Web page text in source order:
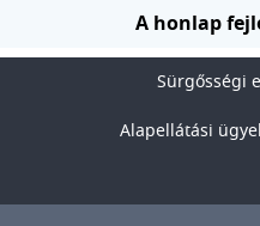
Ugrás a tartalomraA honlap
Sürgősségi
Alapellátási